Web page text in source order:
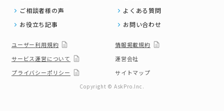
ご相談者様の声
よくある質問
お役立ち記事
お問い合わせ
ユーザー利用規約
情報掲載規約
サービス運営について
運営会社
プライバシーポリシー
サイトマップ
Copyright © AskPro.Inc.